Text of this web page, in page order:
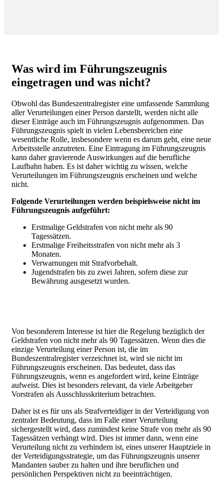
Was wird im Führungszeugnis
eingetragen und was nicht?
Obwohl das Bundeszentralregister eine umfassende Sammlung
aller Verurteilungen einer Person darstellt, werden nicht alle
dieser Einträge auch im Führungszeugnis aufgenommen. Das
Führungszeugnis spielt in vielen Lebensbereichen eine
wesentliche Rolle, insbesondere wenn es darum geht, eine neue
Arbeitsstelle anzutreten. Eine Eintragung im Führungszeugnis
kann daher gravierende Auswirkungen auf die berufliche
Laufbahn haben. Es ist daher wichtig zu wissen, welche
Verurteilungen im Führungszeugnis erscheinen und welche
nicht.
Folgende Verurteilungen werden beispielsweise nicht im
Führungszeugnis aufgeführt:
Erstmalige Geldstrafen von nicht mehr als 90
Tagessätzen.
Erstmalige Freiheitsstrafen von nicht mehr als 3
Monaten.
Verwarnungen mit Strafvorbehalt.
Jugendstrafen bis zu zwei Jahren, sofern diese zur
Bewährung ausgesetzt wurden.
Von besonderem Interesse ist hier die Regelung bezüglich der
Geldstrafen von nicht mehr als 90 Tagessätzen. Wenn dies die
einzige Verurteilung einer Person ist, die im
Bundeszentralregister verzeichnet ist, wird sie nicht im
Führungszeugnis erscheinen. Das bedeutet, dass das
Führungszeugnis, wenn es angefordert wird, keine Einträge
aufweist. Dies ist besonders relevant, da viele Arbeitgeber
Vorstrafen als Ausschlusskriterium betrachten.
Daher ist es für uns als Strafverteidiger in der Verteidigung von
zentraler Bedeutung, dass im Falle einer Verurteilung
sichergestellt wird, dass zumindest keine Strafe von mehr als 90
Tagessätzen verhängt wird. Dies ist immer dann, wenn eine
Verurteilung nicht zu verhindern ist, eines unserer Hauptziele in
der Verteidigungsstrategie, um das Führungszeugnis unserer
Mandanten sauber zu halten und ihre beruflichen und
persönlichen Perspektiven nicht zu beeinträchtigen.